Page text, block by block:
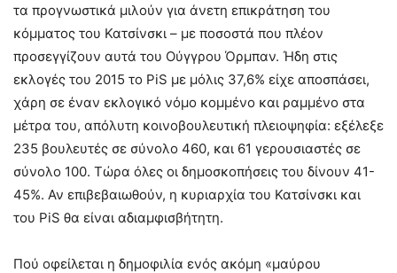
τα προγνωστικά μιλούν για άνετη επικράτηση του
κόμματος του Κατσίνσκι – με ποσοστά που πλέον
προσεγγίζουν αυτά του Ούγγρου Όρμπαν. Ήδη στις
εκλογές του 2015 το PiS με μόλις 37,6% είχε αποσπάσει,
χάρη σε έναν εκλογικό νόμο κομμένο και ραμμένο στα
μέτρα του, απόλυτη κοινοβουλευτική πλειοψηφία: εξέλεξε
235 βουλευτές σε σύνολο 460, και 61 γερουσιαστές σε
σύνολο 100. Τώρα όλες οι δημοσκοπήσεις του δίνουν 41-
45%. Αν επιβεβαιωθούν, η κυριαρχία του Κατσίνσκι και
του PiS θα είναι αδιαμφισβήτητη.
Πού οφείλεται η δημοφιλία ενός ακόμη «μαύρου